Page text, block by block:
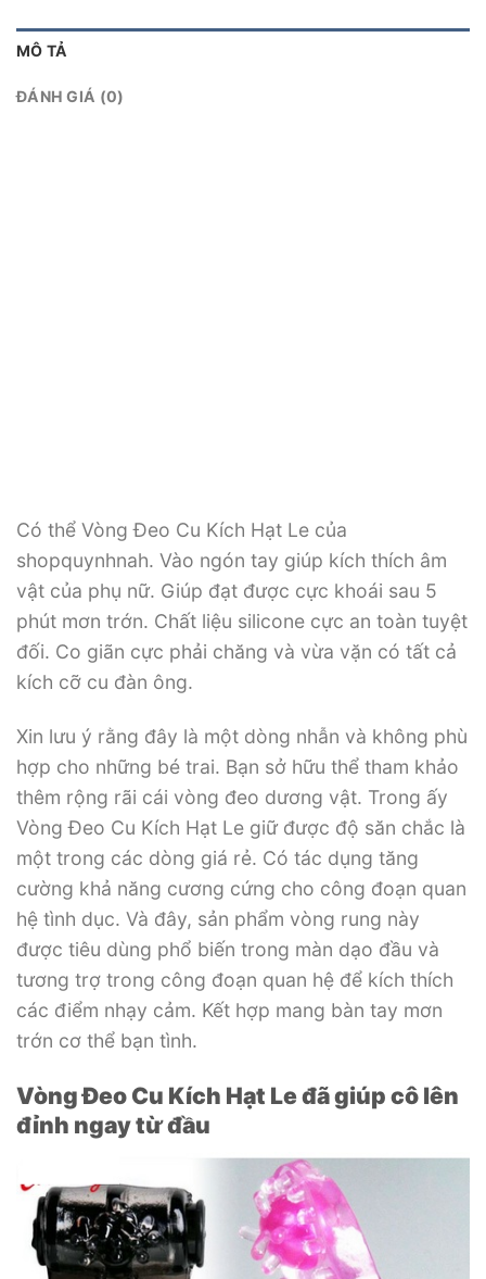
MÔ TẢ
ĐÁNH GIÁ (0)
Có thể Vòng Đeo Cu Kích Hạt Le của
shopquynhnah. Vào ngón tay giúp kích thích âm
vật của phụ nữ. Giúp đạt được cực khoái sau 5
phút mơn trớn. Chất liệu silicone cực an toàn tuyệt
đối. Co giãn cực phải chăng và vừa vặn có tất cả
kích cỡ cu đàn ông.
Xin lưu ý rằng đây là một dòng nhẫn và không phù
hợp cho những bé trai. Bạn sở hữu thể tham khảo
thêm rộng rãi cái vòng đeo dương vật. Trong ấy
Vòng Đeo Cu Kích Hạt Le giữ được độ săn chắc là
một trong các dòng giá rẻ. Có tác dụng tăng
cường khả năng cương cứng cho công đoạn quan
hệ tình dục. Và đây, sản phẩm vòng rung này
được tiêu dùng phổ biến trong màn dạo đầu và
tương trợ trong công đoạn quan hệ để kích thích
các điểm nhạy cảm. Kết hợp mang bàn tay mơn
trớn cơ thể bạn tình.
Vòng Đeo Cu Kích Hạt Le đã giúp cô lên
đỉnh ngay từ đầu